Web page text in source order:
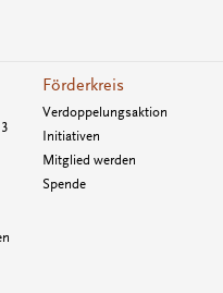
Förderkreis
Verdoppelungsaktion
Initiativen
Mitglied werden
Spende